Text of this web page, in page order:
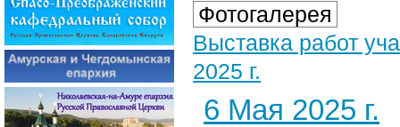
Фотогалерея
Выставка работ
2025 г.
6 Мая 2025 г.